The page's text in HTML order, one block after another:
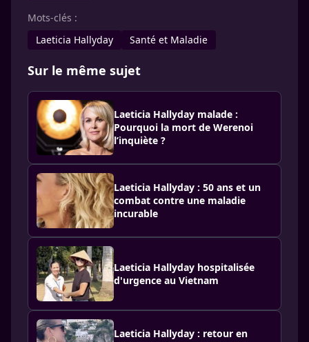
Mots-clés :
Laeticia Hallyday
Santé et Maladie
Sur le même sujet
Laeticia Hallyday malade :
Pourquoi la mort de Werenoi
l’inquiète ?
Laeticia Hallyday : 50 ans et un
combat contre une maladie
incurable
Laeticia Hallyday hospitalisée
d'urgence au Vietnam
Laeticia Hallyday : retour en